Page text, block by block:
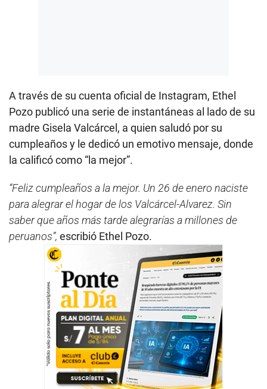
A través de su cuenta oficial de Instagram, Ethel
Pozo publicó una serie de instantáneas al lado de su
madre Gisela Valcárcel, a quien saludó por su
cumpleaños y le dedicó un emotivo mensaje, donde
la calificó como “la mejor”.
“Feliz cumpleaños a la mejor. Un 26 de enero naciste
para alegrar el hogar de los Valcárcel-Alvarez. Sin
saber que años más tarde alegrarías a millones de
peruanos”, escribió Ethel Pozo.